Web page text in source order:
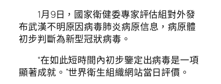
1月9日，國家衛健委專家評估組對外發
布武漢不明原因病毒肺炎病原信息，病原體
初步判斷為新型冠狀病毒。
“在如此短時間內初步鑒定出病毒是一項
顯著成就。”世界衛生組織網站當日評價。